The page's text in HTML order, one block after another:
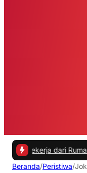
dari Rumah|#2 -
Beranda/Peristiwa/